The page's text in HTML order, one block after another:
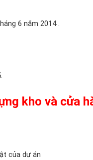
6 năm 2014 .
kho và cửa
của dự án